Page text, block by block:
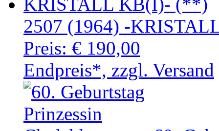
2507 (1964) -
Preis: € 190,00
Endpreis*, zzgl. Versand